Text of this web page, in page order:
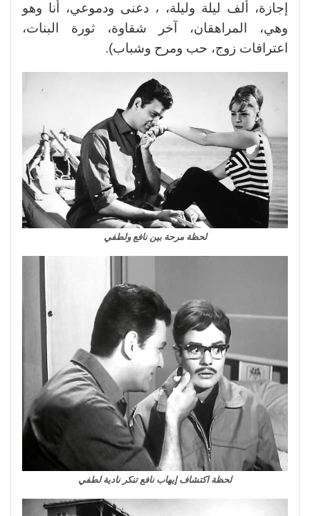
إجازة، ألف ليلة وليلة، ، دعنى ودموعي، أنا وهو
وهي، المراهقان، آخر شقاوة، ثورة البنات،
اعترافات زوج، حب ومرح وشباب).
لحظة مرحة بين نافع ولطفي
لحظة اكتشاف إيهاب نافع تنكر نادية لطفي